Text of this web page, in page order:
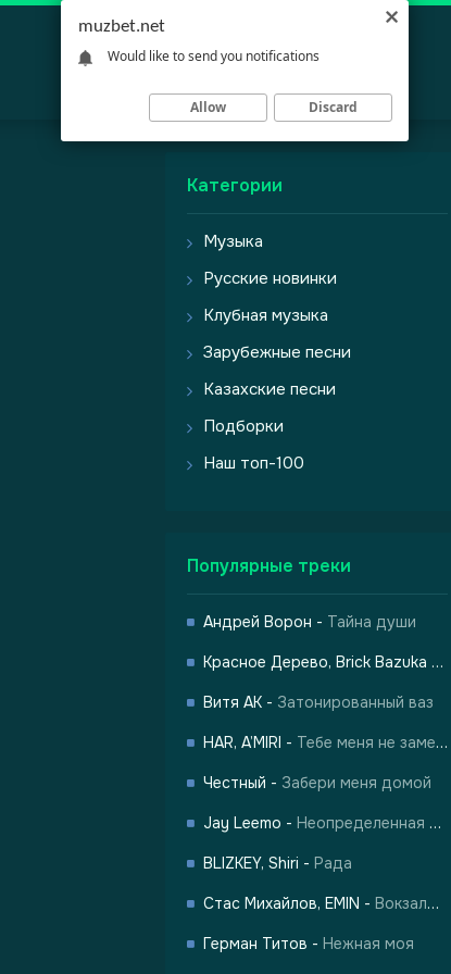
Категории
Музыка
Русские новинки
Клубная музыка
Зарубежные песни
Казахские песни
Подборки
Наш топ-100
Популярные треки
Андрей Ворон - Тайна души
Красное Дерево, Brick Bazuka
Витя АК - Затонированный ваз
HAR, A’MIRI - Тебе меня не заменить
Честный - Забери меня домой
Jay Leemo - Неопределенная любовь
BLIZKEY, Shiri - Рада
Стас Михайлов, EMIN - Вокзалы одиноких душ
Герман Титов - Нежная моя
muzbet.net
Would like to send you notifications
Allow Discard